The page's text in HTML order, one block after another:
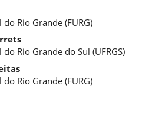
Rio Grande (FURG)
Rio Grande do Sul (UFRGS)
Rio Grande (FURG)